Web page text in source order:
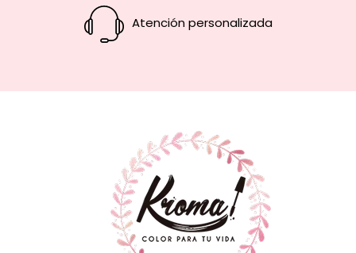
Atención personalizada